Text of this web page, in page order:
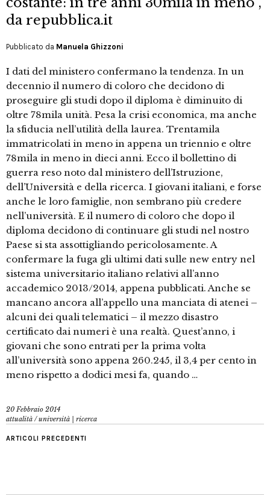
da repubblica.it
Pubblicato da Manuela Ghizzoni
I dati del ministero confermano la tendenza. In un
decennio il numero di coloro che decidono di
proseguire gli studi dopo il diploma è diminuito di
oltre 78mila unità. Pesa la crisi economica, ma anche
la sfiducia nell’utilità della laurea. Trentamila
immatricolati in meno in appena un triennio e oltre
78mila in meno in dieci anni. Ecco il bollettino di
guerra reso noto dal ministero dell’Istruzione,
dell’Università e della ricerca. I giovani italiani, e forse
anche le loro famiglie, non sembrano più credere
nell’università. E il numero di coloro che dopo il
diploma decidono di continuare gli studi nel nostro
Paese si sta assottigliando pericolosamente. A
confermare la fuga gli ultimi dati sulle new entry nel
sistema universitario italiano relativi all’anno
accademico 2013/2014, appena pubblicati. Anche se
mancano ancora all’appello una manciata di atenei –
alcuni dei quali telematici – il mezzo disastro
certificato dai numeri è una realtà. Quest’anno, i
giovani che sono entrati per la prima volta
all’università sono appena 260.245, il 3,4 per cento in
meno rispetto a dodici mesi fa, quando …
20 Febbraio 2014
attualità /università | ricerca
ARTICOLI PRECEDENTI